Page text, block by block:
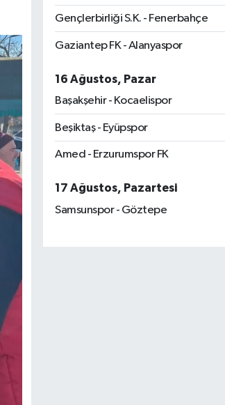
Gençlerbirliği S.K. - Fenerbahçe
Gaziantep FK - Alanyaspor
16 Ağustos, Pazar
Başakşehir - Kocaelispor
Beşiktaş - Eyüpspor
Amed - Erzurumspor FK
17 Ağustos, Pazartesi
Samsunspor - Göztepe